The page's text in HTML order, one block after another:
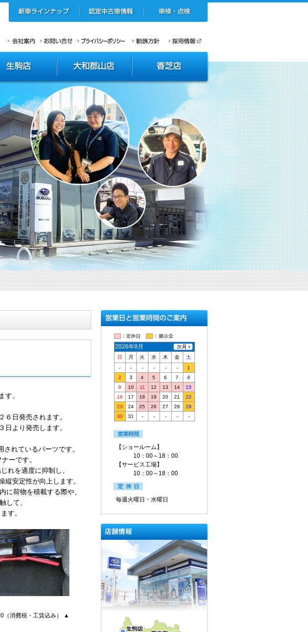
す。
６日発売されます。
日より発売します。
されているパーツです。
ーです。
れを適度に抑制し、
安定性が向上します。
に荷物を積載する際や、
して、
す。
（消費税・工賃込み） ▲
【ショールーム】
10：00～18：00
【サービス工場】
10：00～18：00
毎週火曜日・水曜日